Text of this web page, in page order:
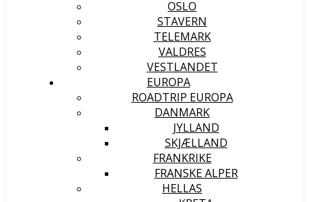
OSLO
STAVERN
TELEMARK
VALDRES
VESTLANDET
EUROPA
ROADTRIP EUROPA
DANMARK
JYLLAND
SKJÆLLAND
FRANKRIKE
FRANSKE ALPER
HELLAS